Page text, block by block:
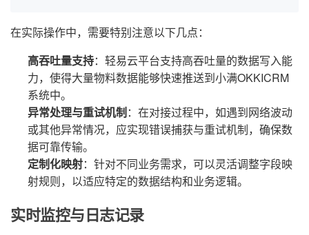
在实际操作中，需要特别注意以下几点：
高吞吐量支持：轻易云平台支持高吞吐量的数据写入能
力，使得大量物料数据能够快速推送到小满OKKICRM
系统中。
异常处理与重试机制：在对接过程中，如遇到网络波动
或其他异常情况，应实现错误捕获与重试机制，确保数
据可靠传输。
定制化映射：针对不同业务需求，可以灵活调整字段映
射规则，以适应特定的数据结构和业务逻辑。
实时监控与日志记录